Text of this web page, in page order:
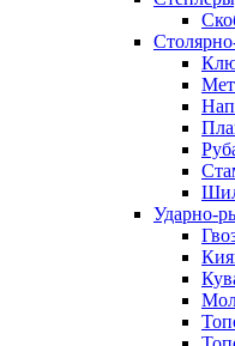
Ударно-